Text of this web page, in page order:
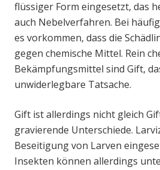
flüssiger Form eingesetzt, das
auch Nebelverfahren. Bei
es vorkommen, dass die
gegen chemische Mittel. Rein
Bekämpfungsmittel sind Gift,
unwiderlegbare Tatsache.
Gift ist allerdings nicht gleich
gravierende Unterschiede.
Beseitigung von Larven
Insekten können allerdings